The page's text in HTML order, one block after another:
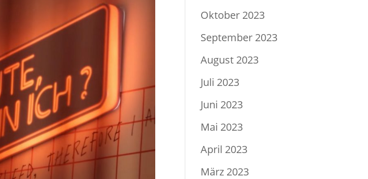
Oktober 2023
September 2023
August 2023
Juli 2023
Juni 2023
Mai 2023
April 2023
März 2023